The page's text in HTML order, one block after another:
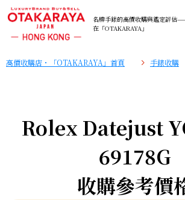
名牌手錶的高價收購與鑑定評估
在「OTAKARAYA」
高價收購店・「OTAKARAYA」首頁 手錶收購
Rolex Datejust
69178G
收購參考價